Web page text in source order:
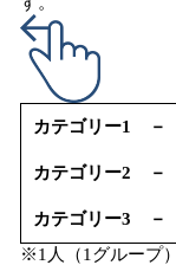
カテゴリー1
カテゴリー2 －
カテゴリー3 －
※1人（1グループ